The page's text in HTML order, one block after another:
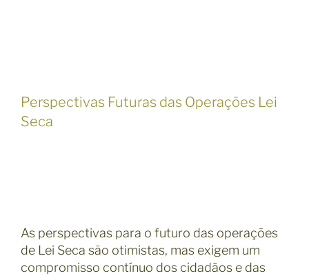
Perspectivas Futuras das Operações Lei
Seca
As perspectivas para o futuro das operações
de Lei Seca são otimistas, mas exigem um
compromisso contínuo dos cidadãos e das